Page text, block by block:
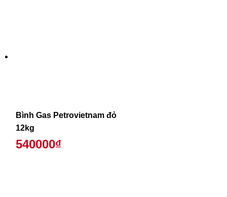
Bình Gas Petrovietnam đỏ
12kg
540000₫